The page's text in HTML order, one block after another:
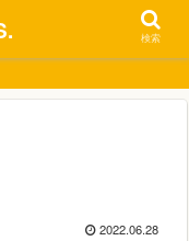
2022.06.28
検索